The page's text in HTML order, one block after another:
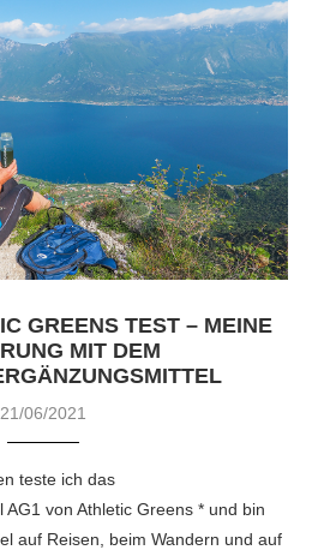
GREENS TEST – MEINE
MIT DEM
21/06/2021
teste ich das
von Athletic Greens * und bin
auf Reisen, beim Wandern und auf